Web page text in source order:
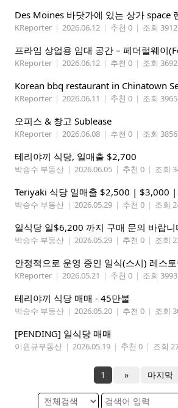
Des Moines 바닷가에 있는 상가 space
KReporter | 2026.06.12 | 추천 0 | 조회 3912
KReporter | 2026.06.12 | 추천 0 | 조회 3692
Korean bbq restaurant in Chinatown
KReporter | 2026.06.11 | 추천 0 | 조회 3965
오피스 & 창고 Sublease
KReporter | 2026.06.08 | 추천 0 | 조회 3856
테리야끼 식당, 일매출 $2,700
박승수 부동산 | 2026.06.05 | 추천 0 | 조회
Teriyaki 식당 일매출 $2,500 | $3,000
박승수 부동산 | 2026.05.29 | 추천 0 | 조회
일식당 일$6,200 까지 구매 문의 바랍니
박승수 부동산 | 2026.05.29 | 추천 0 | 조회
KReporter | 2026.05.21 | 추천 0 | 조회 3993
테리야끼 식당 매매 - 45만불
박승수 부동산 | 2026.05.20 | 추천 0 | 조회
[PENDING] 일식당 매매
이원규부동산 | 2026.05.19 | 추천 0 | 조회
1 » 마지막